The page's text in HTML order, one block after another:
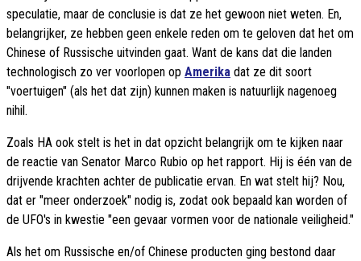
speculatie, maar de conclusie is dat ze het gewoon niet weten. En,
belangrijker, ze hebben geen enkele reden om te geloven dat het om
Chinese of Russische uitvinden gaat. Want de kans dat die landen
technologisch zo ver voorlopen op Amerika dat ze dit soort
"voertuigen" (als het dat zijn) kunnen maken is natuurlijk nagenoeg
nihil.
Zoals HA ook stelt is het in dat opzicht belangrijk om te kijken naar
de reactie van Senator Marco Rubio op het rapport. Hij is één van de
drijvende krachten achter de publicatie ervan. En wat stelt hij? Nou,
dat er "meer onderzoek" nodig is, zodat ook bepaald kan worden of
de UFO's in kwestie "een gevaar vormen voor de nationale veiligheid."
Als het om Russische en/of Chinese producten ging bestond daar